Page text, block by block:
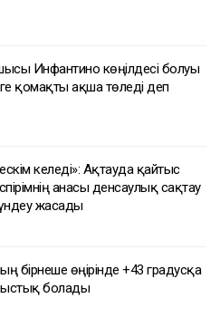
сөз айтып, әдепсіз видео
жауапқа тартылды
қомақты ақша төледі деп